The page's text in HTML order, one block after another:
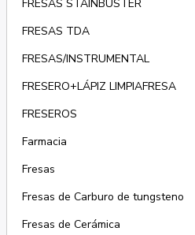
FRESAS STAINBUSTER
FRESAS TDA
FRESAS/INSTRUMENTAL
FRESERO+LÁPIZ LIMPIAFRESA
FRESEROS
Farmacia
Fresas
Fresas de Carburo de tungsteno
Fresas de Cerámica